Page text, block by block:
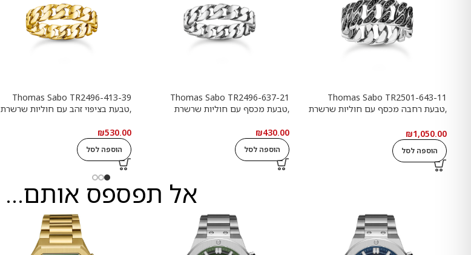
Thomas Sabo TR2501-643-11
,טבעת רחבה מכסף עם חוליות שרשרת
₪1,050.00
הוספה לסל
Thomas Sabo TR2496-637-21
,טבעת מכסף עם חוליות שרשרת
₪430.00
הוספה לסל
Thomas Sabo TR2496-413-39
,טבעת בציפוי זהב עם חוליות שרשרת
₪530.00
הוספה לסל
אל תפספס אותם...